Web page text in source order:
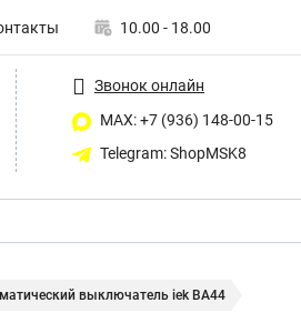
10.00 - 18.00
Звонок онлайн
MAX: +7 (936) 148-00-15
Telegram: ShopMSK8
выключатель iek ВА44